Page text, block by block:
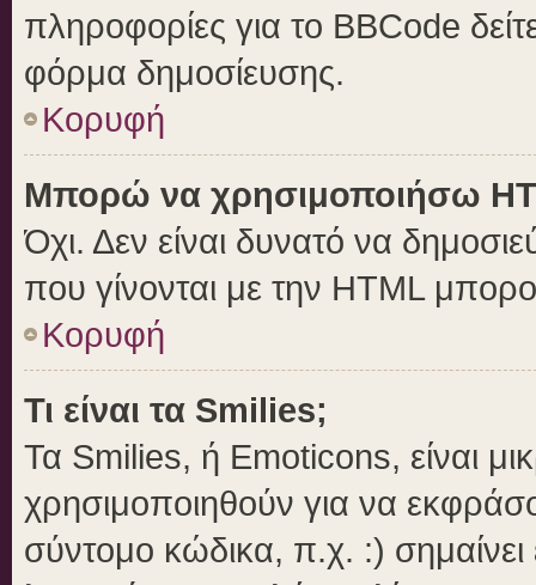
πληροφορίες για το BBCode
φόρμα δημοσίευσης.
Κορυφή
Μπορώ να χρησιμοποιήσω
Όχι. Δεν είναι δυνατό να
που γίνονται με την HTML
Κορυφή
Τι είναι τα Smilies;
Τα Smilies, ή Emoticons, είναι
χρησιμοποιηθούν για να
σύντομο κώδικα, π.χ. :)